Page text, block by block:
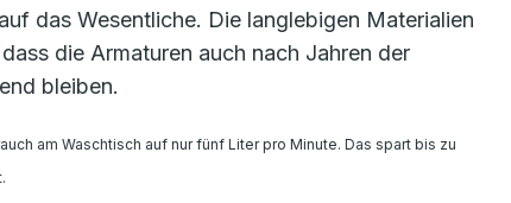
das Wesentliche. Die langlebigen Materialien
die Armaturen auch nach Jahren der
bleiben.
am Waschtisch auf nur fünf Liter pro Minute. Das spart bis zu